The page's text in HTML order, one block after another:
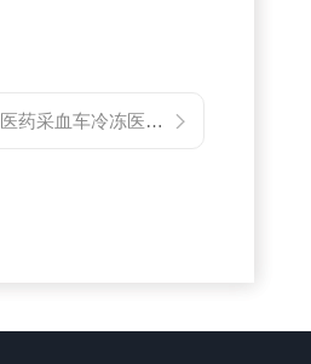
医药采血车冷冻医用离心机